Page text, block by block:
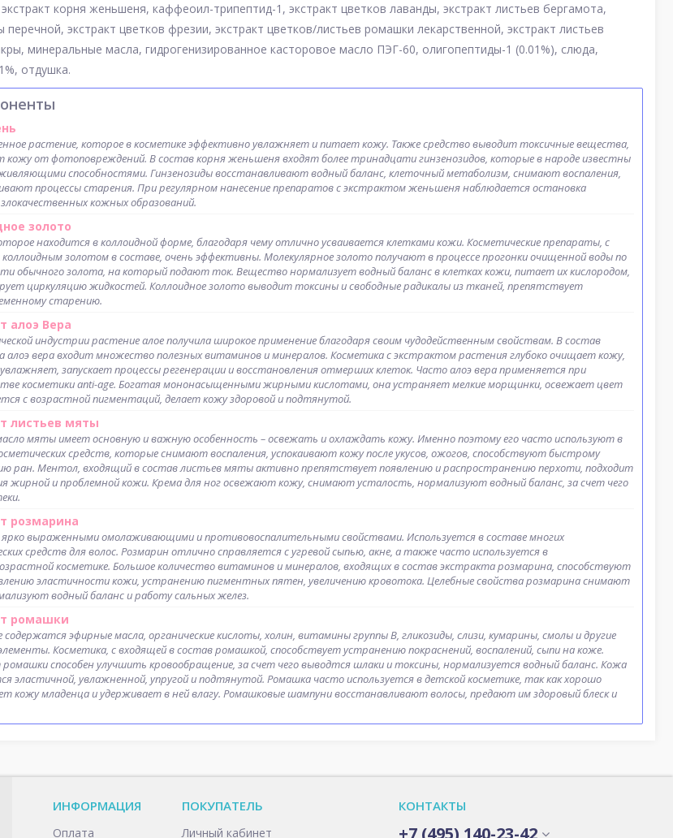
корня женьшеня, каффеоил-трипептид-1, экстракт цветков лаванды, экстракт листьев бергамота,
перечной, экстракт цветков фрезии, экстракт цветков/листьев ромашки лекарственной, экстракт листьев
минеральные масла, гидрогенизированное касторовое масло ПЭГ-60, олигопептиды-1 (0.01%), слюда,
отдушка.
растение, которое в косметике эффективно увлажняет и питает кожу. Также средство выводит токсичные вещества,
от фотоповреждений. В состав корня женьшеня входят более тринадцати гинзенозидов, которые в народе известны
способностями. Гинзенозиды восстанавливают водный баланс, клеточный метаболизм, снимают воспаления,
процессы старения. При регулярном нанесение препаратов с экстрактом женьшеня наблюдается остановка
кожных образований.
золото
находится в коллоидной форме, благодаря чему отлично усваивается клетками кожи. Косметические препараты, с
золотом в составе, очень эффективны. Молекулярное золото получают в процессе прогонки очищенной воды по
обычного золота, на который подают ток. Вещество нормализует водный баланс в клетках кожи, питает их кислородом,
циркуляцию жидкостей. Коллоидное золото выводит токсины и свободные радикалы из тканей, препятствует
старению.
алоэ Вера
индустрии растение алое получила широкое применение благодаря своим чудодейственным свойствам. В состав
алоэ вера входит множество полезных витаминов и минералов. Косметика с экстрактом растения глубоко очищает кожу,
запускает процессы регенерации и восстановления отмерших клеток. Часто алоэ вера применяется при
косметики anti-age. Богатая мононасыщенными жирными кислотами, она устраняет мелкие морщинки, освежает цвет
с возрастной пигментаций, делает кожу здоровой и подтянутой.
листьев мяты
мяты имеет основную и важную особенность – освежать и охлаждать кожу. Именно поэтому его часто используют в
средств, которые снимают воспаления, успокаивают кожу после укусов, ожогов, способствуют быстрому
ран. Ментол, входящий в состав листьев мяты активно препятствует появлению и распространению перхоти, подходит
жирной и проблемной кожи. Крема для ног освежают кожу, снимают усталость, нормализуют водный баланс, за счет чего
розмарина
выраженными омолаживающими и противовоспалительными свойствами. Используется в составе многих
средств для волос. Розмарин отлично справляется с угревой сыпью, акне, а также часто используется в
косметике. Большое количество витаминов и минералов, входящих в состав экстракта розмарина, способствуют
эластичности кожи, устранению пигментных пятен, увеличению кровотока. Целебные свойства розмарина снимают
водный баланс и работу сальных желез.
ромашки
эфирные масла, органические кислоты, холин, витамины группы B, гликозиды, слизи, кумарины, смолы и другие
Косметика, с входящей в состав ромашкой, способствует устранению покраснений, воспалений, сыпи на коже.
способен улучшить кровообращение, за счет чего выводтся шлаки и токсины, нормализуется водный баланс. Кожа
эластичной, увлажненной, упругой и подтянутой. Ромашка часто используется в детской косметике, так как хорошо
кожу младенца и удерживает в ней влагу. Ромашковые шампуни восстанавливают волосы, предают им здоровый блеск и
ИНФОРМАЦИЯ
Оплата
ПОКУПАТЕЛЬ
Личный кабинет
КОНТАКТЫ